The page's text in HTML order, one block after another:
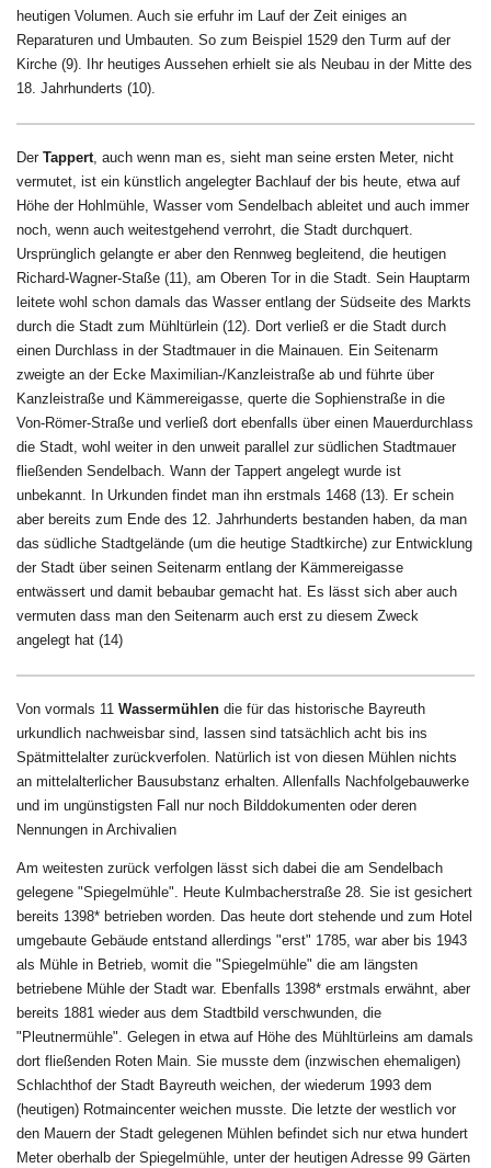
heutigen Volumen. Auch sie erfuhr im Lauf der Zeit einiges an
Reparaturen und Umbauten. So zum Beispiel 1529 den Turm auf der
Kirche (9). Ihr heutiges Aussehen erhielt sie als Neubau in der Mitte des
18. Jahrhunderts (10).
Der Tappert, auch wenn man es, sieht man seine ersten Meter, nicht
vermutet, ist ein künstlich angelegter Bachlauf der bis heute, etwa auf
Höhe der Hohlmühle, Wasser vom Sendelbach ableitet und auch immer
noch, wenn auch weitestgehend verrohrt, die Stadt durchquert.
Ursprünglich gelangte er aber den Rennweg begleitend, die heutigen
Richard-Wagner-Staße (11), am Oberen Tor in die Stadt. Sein Hauptarm
leitete wohl schon damals das Wasser entlang der Südseite des Markts
durch die Stadt zum Mühltürlein (12). Dort verließ er die Stadt durch
einen Durchlass in der Stadtmauer in die Mainauen. Ein Seitenarm
zweigte an der Ecke Maximilian-/Kanzleistraße ab und führte über
Kanzleistraße und Kämmereigasse, querte die Sophienstraße in die
Von-Römer-Straße und verließ dort ebenfalls über einen Mauerdurchlass
die Stadt, wohl weiter in den unweit parallel zur südlichen Stadtmauer
fließenden Sendelbach. Wann der Tappert angelegt wurde ist
unbekannt. In Urkunden findet man ihn erstmals 1468 (13). Er schein
aber bereits zum Ende des 12. Jahrhunderts bestanden haben, da man
das südliche Stadtgelände (um die heutige Stadtkirche) zur Entwicklung
der Stadt über seinen Seitenarm entlang der Kämmereigasse
entwässert und damit bebaubar gemacht hat. Es lässt sich aber auch
vermuten dass man den Seitenarm auch erst zu diesem Zweck
angelegt hat (14)
Von vormals 11 Wassermühlen die für das historische Bayreuth
urkundlich nachweisbar sind, lassen sind tatsächlich acht bis ins
Spätmittelalter zurückverfolen. Natürlich ist von diesen Mühlen nichts
an mittelalterlicher Bausubstanz erhalten. Allenfalls Nachfolgebauwerke
und im ungünstigsten Fall nur noch Bilddokumenten oder deren
Nennungen in Archivalien
Am weitesten zurück verfolgen lässt sich dabei die am Sendelbach
gelegene "Spiegelmühle". Heute Kulmbacherstraße 28. Sie ist gesichert
bereits 1398* betrieben worden. Das heute dort stehende und zum Hotel
umgebaute Gebäude entstand allerdings "erst" 1785, war aber bis 1943
als Mühle in Betrieb, womit die "Spiegelmühle" die am längsten
betriebene Mühle der Stadt war. Ebenfalls 1398* erstmals erwähnt, aber
bereits 1881 wieder aus dem Stadtbild verschwunden, die
"Pleutnermühle". Gelegen in etwa auf Höhe des Mühltürleins am damals
dort fließenden Roten Main. Sie musste dem (inzwischen ehemaligen)
Schlachthof der Stadt Bayreuth weichen, der wiederum 1993 dem
(heutigen) Rotmaincenter weichen musste. Die letzte der westlich vor
den Mauern der Stadt gelegenen Mühlen befindet sich nur etwa hundert
Meter oberhalb der Spiegelmühle, unter der heutigen Adresse 99 Gärten